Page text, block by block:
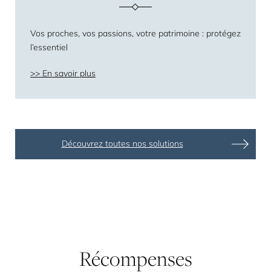
Vos proches, vos passions, votre patrimoine : protégez
l’essentiel
En savoir plus
Découvrez toutes nos solutions
Récompenses